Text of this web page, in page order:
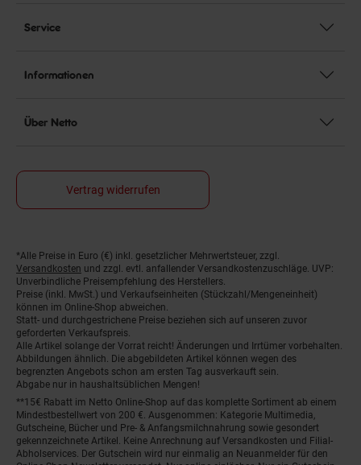
Service
Informationen
Über Netto
Vertrag widerrufen
Fußnoten
*Alle Preise in Euro (€) inkl. gesetzlicher Mehrwertsteuer, zzgl.
Versandkosten und zzgl. evtl. anfallender Versandkostenzuschläge. UVP:
Unverbindliche Preisempfehlung des Herstellers.
Preise (inkl. MwSt.) und Verkaufseinheiten (Stückzahl/Mengeneinheit)
können im Online-Shop abweichen.
Statt- und durchgestrichene Preise beziehen sich auf unseren zuvor
geforderten Verkaufspreis.
Alle Artikel solange der Vorrat reicht! Änderungen und Irrtümer vorbehalten.
Abbildungen ähnlich. Die abgebildeten Artikel können wegen des
begrenzten Angebots schon am ersten Tag ausverkauft sein.
Abgabe nur in haushaltsüblichen Mengen!
**15€ Rabatt im Netto Online-Shop auf das komplette Sortiment ab einem
Mindestbestellwert von 200 €. Ausgenommen: Kategorie Multimedia,
Gutscheine, Bücher und Pre- & Anfangsmilchnahrung sowie gesondert
gekennzeichnete Artikel. Keine Anrechnung auf Versandkosten und Filial-
Abholservices. Der Gutschein wird nur einmalig an Neuanmelder für den